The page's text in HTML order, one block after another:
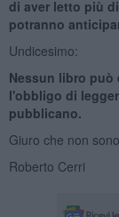
di aver letto più
potranno
Undicesimo:
Nessun libro può
l'obbligo di
pubblicano.
Giuro che non
Roberto Cerri